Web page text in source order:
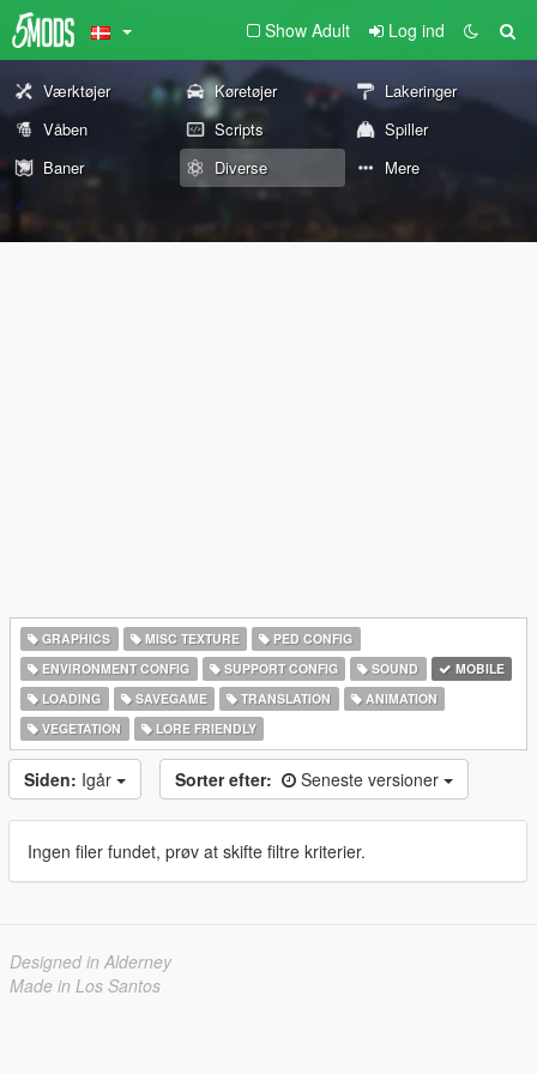
Show Adult Log ind
Værktøjer Køretøjer
Lakeringer
Våben
Scripts
Spiller
Baner
Diverse Mere
GRAPHICS MISC TEXTURE
PED CONFIG
ENVIRONMENT CONFIG
SUPPORT CONFIG SOUND
MOBILE
LOADING
SAVEGAME TRANSLATION
ANIMATION
VEGETATION
LORE FRIENDLY
Siden: Igår Sorter efter: Seneste versioner
Ingen filer fundet, prøv at skifte filtre kriterier.
Designed in Alderney
Made in Los Santos